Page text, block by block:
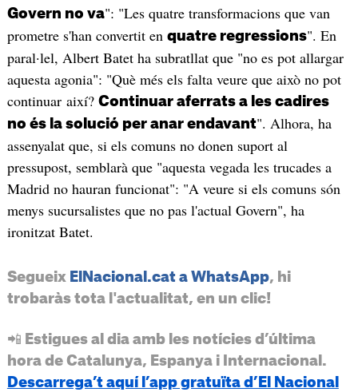
Govern no va": "Les quatre transformacions que van
prometre s'han convertit en quatre regressions". En
paral·lel, Albert Batet ha subratllat que "no es pot allargar
aquesta agonia": "Què més els falta veure que això no pot
continuar així? Continuar aferrats a les cadires
no és la solució per anar endavant". Alhora, ha
assenyalat que, si els comuns no donen suport al
pressupost, semblarà que "aquesta vegada les trucades a
Madrid no hauran funcionat": "A veure si els comuns són
menys sucursalistes que no pas l'actual Govern", ha
ironitzat Batet.
Segueix ElNacional.cat a WhatsApp, hi
trobaràs tota l'actualitat, en un clic!
📲 Estigues al dia amb les notícies d’última
hora de Catalunya, Espanya i Internacional.
Descarrega’t aquí l’app gratuïta d’El Nacional